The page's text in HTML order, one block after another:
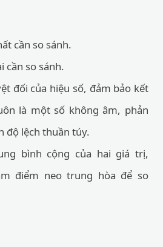
cần so sánh.
cần so sánh.
đối của hiệu số, đảm bảo kết
là một số không âm, phản
độ lệch thuần túy.
bình cộng của hai giá trị,
điểm neo trung hòa để so